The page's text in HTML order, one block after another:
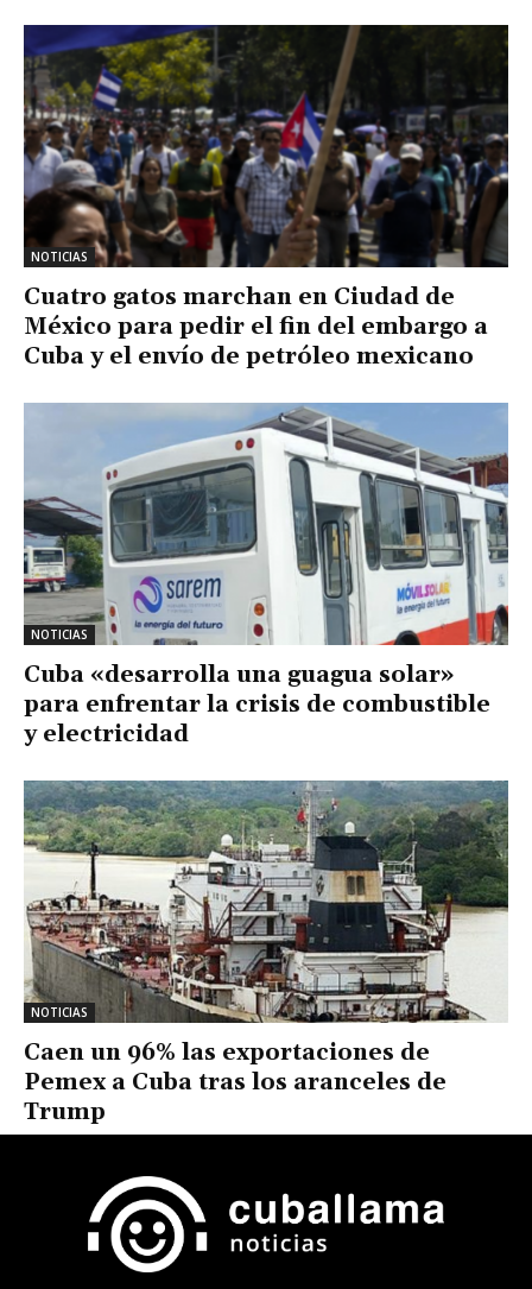
NOTICIAS
Cuatro gatos marchan en Ciudad de
México para pedir el fin del embargo a
Cuba y el envío de petróleo mexicano
NOTICIAS
Cuba «desarrolla una guagua solar»
para enfrentar la crisis de combustible
y electricidad
NOTICIAS
Caen un 96% las exportaciones de
Pemex a Cuba tras los aranceles de
Trump